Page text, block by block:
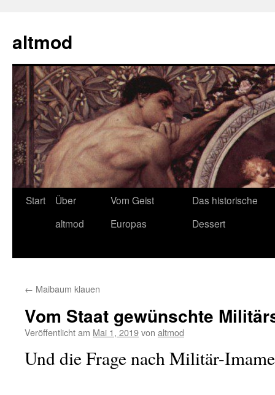
springen
altmod
Start
Über
altmod
Vom Geist
Europas
Das historische
Dessert
← Maibaum klauen
Vom Staat gewünschte
Veröffentlicht am Mai 1, 2019von altmod
Und die Frage nach Militär-Imame